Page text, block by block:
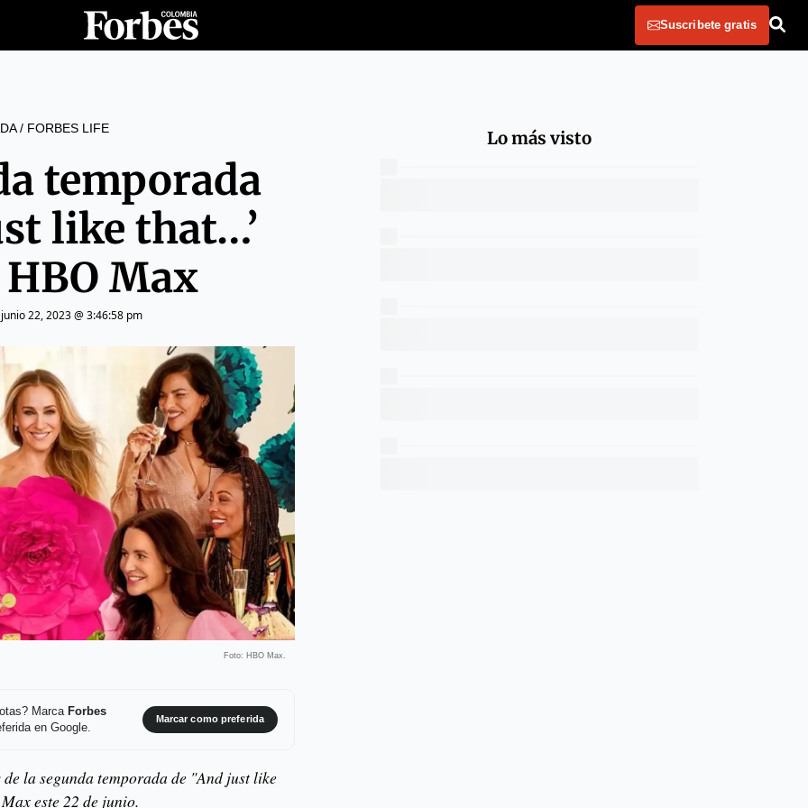
Suscribete gratis
/ FORBES LIFE
temporada
like that…’
Max
junio 22, 2023 @ 3:46:58 pm
Foto: HBO Max.
Marca Forbes
en Google.
Marcar como preferida
la segunda temporada de "And just like
este 22 de junio.
Lo más visto